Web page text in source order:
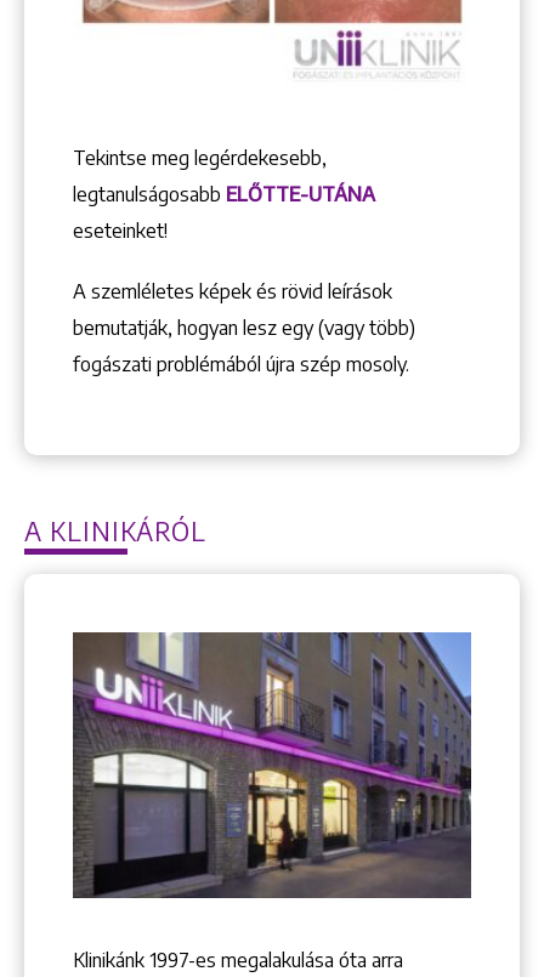
+36 1 222 7250
+36 1 222 9150
1148 Budapest, Örs vezér tere 2.
Tekintse meg legérdekesebb,
legtanulságosabb ELŐTTE-UTÁNA
eseteinket!
A szemléletes képek és rövid leírások
bemutatják, hogyan lesz egy (vagy több)
fogászati problémából újra szép mosoly.
A KLINIKÁRÓL
Klinikánk 1997-­es megalakulása óta arra